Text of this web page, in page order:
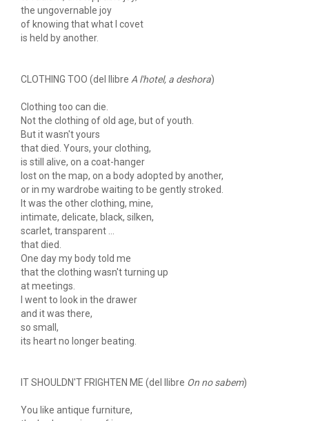
the ungovernable joy
of knowing that what I covet
is held by another.
CLOTHING TOO (del llibre A l'hotel, a deshora)
Clothing too can die.
Not the clothing of old age, but of youth.
But it wasn't yours
that died. Yours, your clothing,
is still alive, on a coat-hanger
lost on the map, on a body adopted by another,
or in my wardrobe waiting to be gently stroked.
It was the other clothing, mine,
intimate, delicate, black, silken,
scarlet, transparent ...
that died.
One day my body told me
that the clothing wasn't turning up
at meetings.
I went to look in the drawer
and it was there,
so small,
its heart no longer beating.
IT SHOULDN'T FRIGHTEN ME (del llibre On no sabem)
You like antique furniture,